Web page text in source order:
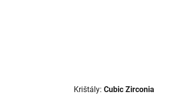
Krištály: Cubic Zirconia